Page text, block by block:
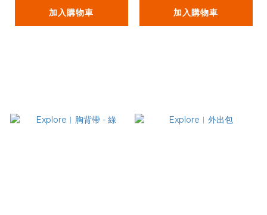
加入購物車 加入購物車